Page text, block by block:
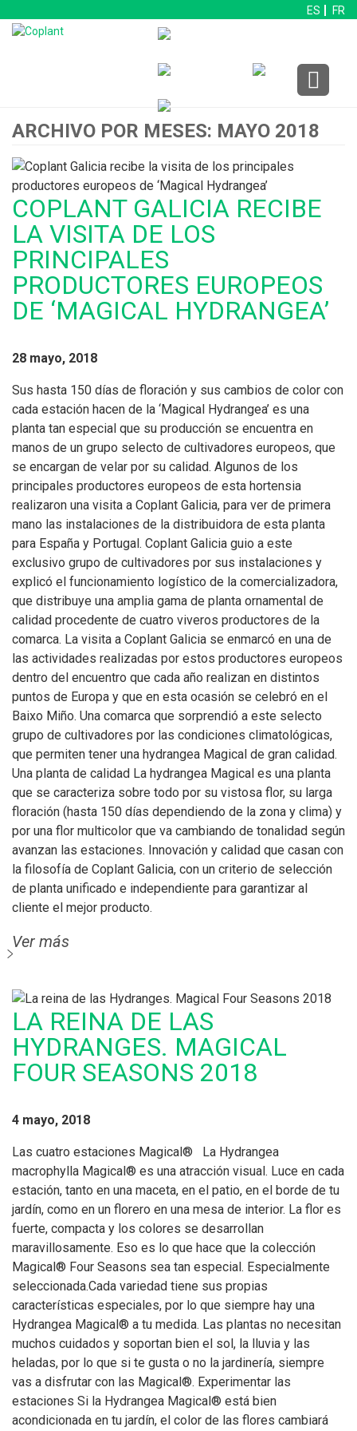
ES FR
ARCHIVO POR MESES: MAYO 2018
COPLANT GALICIA RECIBE
LA VISITA DE LOS
PRINCIPALES
PRODUCTORES EUROPEOS
DE ‘MAGICAL HYDRANGEA’
28 mayo, 2018
Sus hasta 150 días de floración y sus cambios de color con
cada estación hacen de la ‘Magical Hydrangea’ es una
planta tan especial que su producción se encuentra en
manos de un grupo selecto de cultivadores europeos, que
se encargan de velar por su calidad. Algunos de los
principales productores europeos de esta hortensia
realizaron una visita a Coplant Galicia, para ver de primera
mano las instalaciones de la distribuidora de esta planta
para España y Portugal. Coplant Galicia guio a este
exclusivo grupo de cultivadores por sus instalaciones y
explicó el funcionamiento logístico de la comercializadora,
que distribuye una amplia gama de planta ornamental de
calidad procedente de cuatro viveros productores de la
comarca. La visita a Coplant Galicia se enmarcó en una de
las actividades realizadas por estos productores europeos
dentro del encuentro que cada año realizan en distintos
puntos de Europa y que en esta ocasión se celebró en el
Baixo Miño. Una comarca que sorprendió a este selecto
grupo de cultivadores por las condiciones climatológicas,
que permiten tener una hydrangea Magical de gran calidad.
Una planta de calidad La hydrangea Magical es una planta
que se caracteriza sobre todo por su vistosa flor, su larga
floración (hasta 150 días dependiendo de la zona y clima) y
por una flor multicolor que va cambiando de tonalidad según
avanzan las estaciones. Innovación y calidad que casan con
la filosofía de Coplant Galicia, con un criterio de selección
de planta unificado e independiente para garantizar al
cliente el mejor producto.
Ver más
LA REINA DE LAS
HYDRANGES. MAGICAL
FOUR SEASONS 2018
4 mayo, 2018
Las cuatro estaciones Magical® La Hydrangea
macrophylla Magical® es una atracción visual. Luce en cada
estación, tanto en una maceta, en el patio, en el borde de tu
jardín, como en un florero en una mesa de interior. La flor es
fuerte, compacta y los colores se desarrollan
maravillosamente. Eso es lo que hace que la colección
Magical® Four Seasons sea tan especial. Especialmente
seleccionada.Cada variedad tiene sus propias
características especiales, por lo que siempre hay una
Hydrangea Magical® a tu medida. Las plantas no necesitan
muchos cuidados y soportan bien el sol, la lluvia y las
heladas, por lo que si te gusta o no la jardinería, siempre
vas a disfrutar con las Magical®. Experimentar las
estaciones Si la Hydrangea Magical® está bien
acondicionada en tu jardín, el color de las flores cambiará